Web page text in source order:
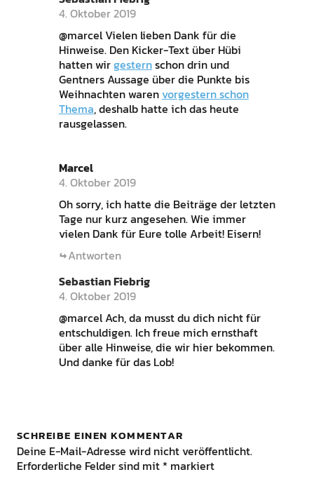
4. Oktober 2019
@marcel Vielen lieben Dank für die
Hinweise. Den Kicker-Text über Hübi
hatten wirgesternschon drin und
Gentners Aussage über die Punkte bis
Weihnachten waren vorgestern schon
Thema, deshalb hatte ich das heute
rausgelassen.
Marcel
4. Oktober 2019
Oh sorry, ich hatte die Beiträge der letzten
Tage nur kurz angesehen. Wie immer
vielen Dank für Eure tolle Arbeit! Eisern!
Antworten
Sebastian Fiebrig
4. Oktober 2019
@marcel Ach, da musst du dich nicht für
entschuldigen. Ich freue mich ernsthaft
über alle Hinweise, die wir hier bekommen.
Und danke für das Lob!
SCHREIBE EINEN KOMMENTAR
Deine E-Mail-Adresse wird nicht veröffentlicht.
Erforderliche Felder sind mit * markiert